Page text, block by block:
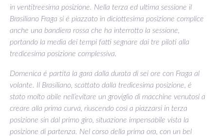
in ventitreesima posizione. Nella terza ed ultima sessione il
Brasiliano Fraga si é piazzato in diciottesima posizione complice
anche una bandiera rossa che ha interrotto la sessione,
portando la media dei tempi fatti segnare dai tre piloti alla
tredicesima posizione complessiva.
Domenica é partita la gara dalla durata di sei ore con Fraga al
volante. Il Brasiliano, scattato dalla tredicesima posizione, é
stato molto abile nell’evitare un groviglio di macchine venutosi a
creare alla prima curva, riuscendo così a piazzarsi in terza
posizione sin dal primo giro, situazione impensabile vista la
posizione di partenza. Nel corso della prima ora, con un bel